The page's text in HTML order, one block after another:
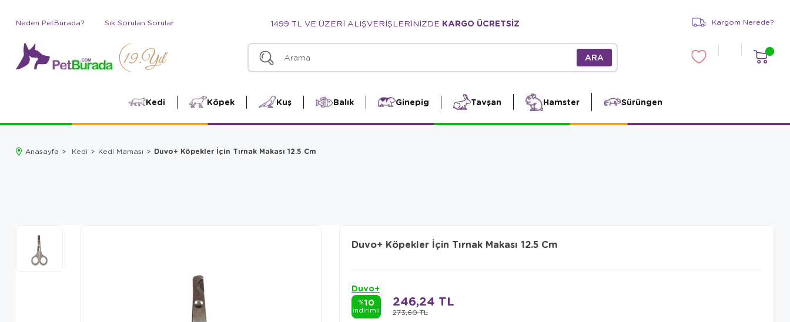
Neden PetBurada? Sık Sorulan Sorular 1499 TL VE ÜZERİ ALIŞVERİŞLERİNİZDE KARGO ÜCRETSİZ Kargom Nerede?
Kedi Köpek Kuş Balık Ginepig Tavşan Hamster Sürüngen
Anasayfa Kedi Kedi Maması Duvo+ Köpekler İçin Tırnak Makası 12.5 Cm
Duvo+ Köpekler İçin Tırnak Makası 12.5 Cm
Duvo+
%10
indirimli 273,60 TL
246,24 TL